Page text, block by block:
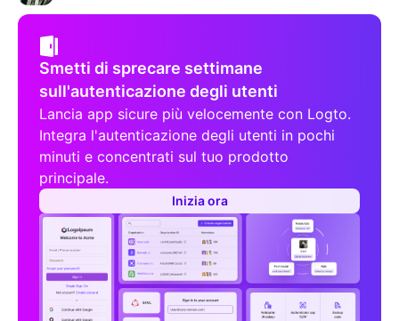
Smetti di sprecare settimane
sull'autenticazione degli utenti
Lancia app sicure più velocemente con Logto.
Integra l'autenticazione degli utenti in pochi
minuti e concentrati sul tuo prodotto
principale.
Inizia ora